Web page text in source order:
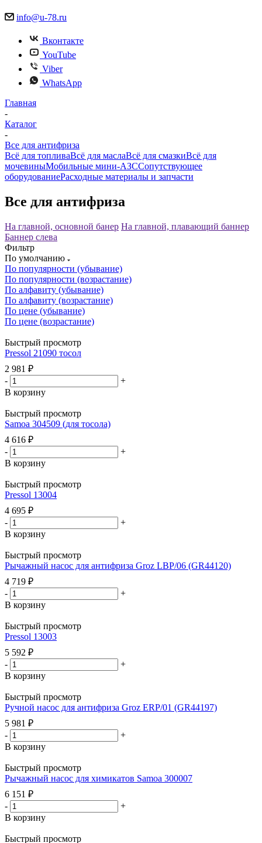
info@u-78.ru
Вконтакте
YouTube
Viber
WhatsApp
Главная
-
Каталог
-
Все для антифриза
Всё для топливаВсё для маслаВсё для смазкиВсё для
мочевиныМобильные мини-АЗССопутствующее
оборудованиеРасходные материалы и запчасти
Все для антифриза
На главной, основной банер На главной, плавающий баннер
Баннер слева
Фильтр
По умолчанию
По популярности (убывание)
По популярности (возрастание)
По алфавиту (убывание)
По алфавиту (возрастание)
По цене (убывание)
По цене (возрастание)
Быстрый просмотр
Pressol 21090 тосол
2 981 ₽
-
+
В корзину
Быстрый просмотр
Samoa 304509 (для тосола)
4 616 ₽
-
+
В корзину
Быстрый просмотр
Pressol 13004
4 695 ₽
-
+
В корзину
Быстрый просмотр
Рычажный насос для антифриза Groz LBP/06 (GR44120)
4 719 ₽
-
+
В корзину
Быстрый просмотр
Pressol 13003
5 592 ₽
-
+
В корзину
Быстрый просмотр
Ручной насос для антифриза Groz ERP/01 (GR44197)
5 981 ₽
-
+
В корзину
Быстрый просмотр
Рычажный насос для химикатов Samoa 300007
6 151 ₽
-
+
В корзину
Быстрый просмотр